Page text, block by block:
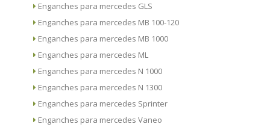
Enganches para mercedes GLS
Enganches para mercedes MB 100-120
Enganches para mercedes MB 1000
Enganches para mercedes ML
Enganches para mercedes N 1000
Enganches para mercedes N 1300
Enganches para mercedes Sprinter
Enganches para mercedes Vaneo